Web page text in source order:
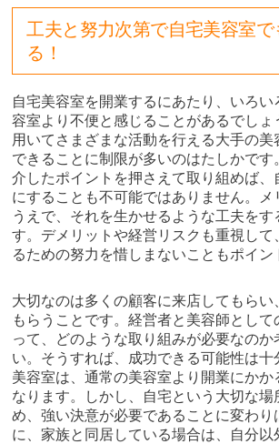
工夫と努力次第で自宅美容室で
る！
自宅美容室を開業するにあたり、いろい
容室より不便と感じることがあるでしょ
用いてさまざまな活動を行える大手の美
できることに制限が多いのはたしかです
介したポイントを押さえて取り組めば、
にすることも不可能ではありません。メ
うえで、それを生かせるような工夫を
す。デメリットや経営リスクも重視して
るための努力を惜しまないこともポイン
大切なのは多くの顧客に来店してもらい
もらうことです。経営者と美容師とし
って、どのような取り組みが必要なのか
い。そうすれば、成功できる可能性は十
美容室は、通常の美容室より開業にかか
なります。しかし、自宅という大切な場
め、強い決意が必要であることに変わり
に、家族と同居している場合は、自分以